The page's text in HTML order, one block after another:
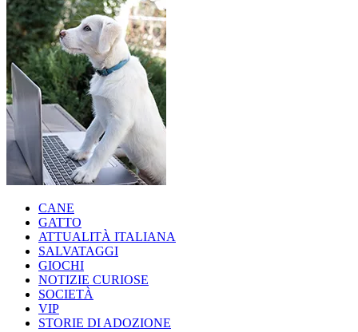
CANE
GATTO
ATTUALITÀ ITALIANA
SALVATAGGI
GIOCHI
NOTIZIE CURIOSE
SOCIETÀ
VIP
STORIE DI ADOZIONE